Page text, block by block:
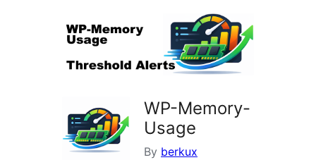
WP-Memory-
Usage
By berkux